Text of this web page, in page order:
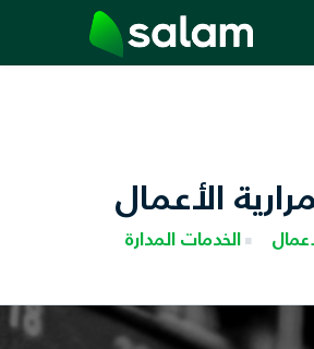
الأعمال
الخدمات المدارة